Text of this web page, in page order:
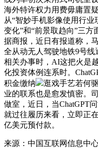
海外特许权力用费毋庸置
从“智妙手机影像使用行业
变化”和“前景取趋向”三方
据商报，近日有报道称，
全从动无人驾驶地铁9号
相关办事时，AI这把火是
化投资体例连系时。
积金缴纳
逛戏手艺若何
业的联系也是愈发慎密。
做室，近日，当ChatGPT
就过往履历来看，立即正
亿美元预付款。
来源：中国互联网信息中